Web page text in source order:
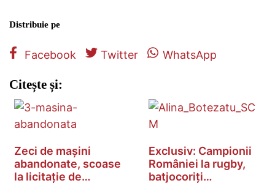
Distribuie pe
Facebook Twitter WhatsApp
Citește și:
Zeci de mașini
abandonate, scoase
la licitație de…
Exclusiv: Campionii
României la rugby,
batjocoriți…